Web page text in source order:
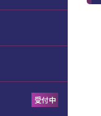
受付中